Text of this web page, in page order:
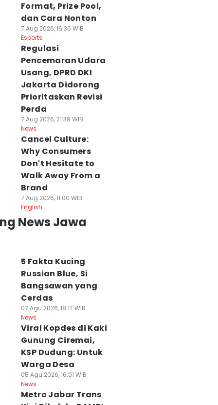
Format, Prize Pool,
dan Cara Nonton
7 Aug 2026, 16:36 WIB
Esports
Regulasi
Pencemaran Udara
Usang, DPRD DKI
Jakarta Didorong
Prioritaskan Revisi
Perda
7 Aug 2026, 21:38 WIB
News
Cancel Culture:
Why Consumers
Don't Hesitate to
Walk Away From a
Brand
7 Aug 2026, 11:00 WIB
English
News Jawa
5 Fakta Kucing
Russian Blue, Si
Bangsawan yang
Cerdas
07 Agu 2026, 18:17 WIB
News
Viral Kopdes di Kaki
Gunung Ciremai,
KSP Dudung: Untuk
Warga Desa
05 Agu 2026, 16:01 WIB
News
Metro Jabar Trans